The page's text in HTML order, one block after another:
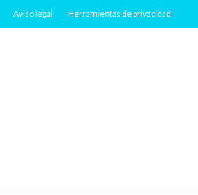
Aviso legal Herramientas de privacidad